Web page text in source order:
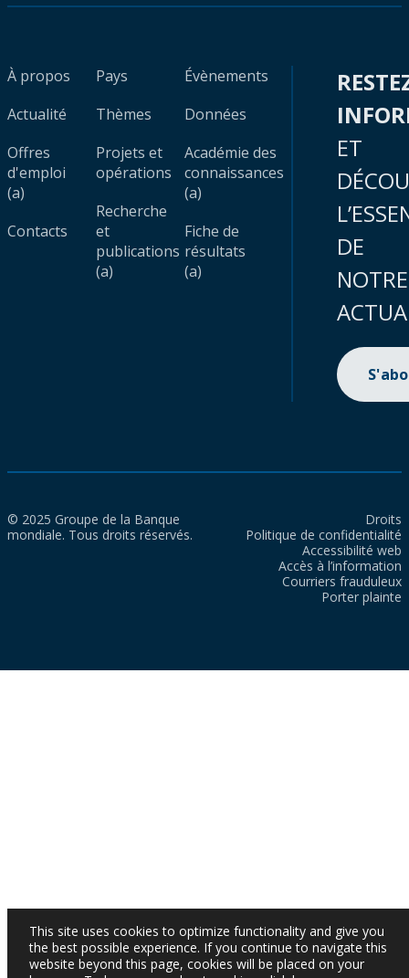
À propos
Actualité
Offres
d'emploi
(a)
Contacts
Pays
Thèmes
Projets et
opérations
Recherche
et
publications
(a)
Évènements
Données
Académie des
connaissances
(a)
Fiche de
résultats
(a)
ET
DE
NOTRE
© 2025 Groupe de la Banque
mondiale. Tous droits réservés.
Droits
Politique de confidentialité
Accessibilité web
Accès à l’information
Courriers frauduleux
Porter plainte
This site uses cookies to optimize functionality and give you
the best possible experience. If you continue to navigate this
website beyond this page, cookies will be placed on your